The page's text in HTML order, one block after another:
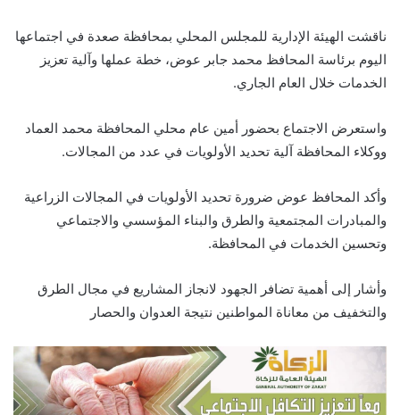
ناقشت الهيئة الإدارية للمجلس المحلي بمحافظة صعدة في اجتماعها
اليوم برئاسة المحافظ محمد جابر عوض، خطة عملها وآلية تعزيز
الخدمات خلال العام الجاري.
واستعرض الاجتماع بحضور أمين عام محلي المحافظة محمد العماد
ووكلاء المحافظة آلية تحديد الأولويات في عدد من المجالات.
وأكد المحافظ عوض ضرورة تحديد الأولويات في المجالات الزراعية
والمبادرات المجتمعية والطرق والبناء المؤسسي والاجتماعي
وتحسين الخدمات في المحافظة.
وأشار إلى أهمية تضافر الجهود لانجاز المشاريع في مجال الطرق
والتخفيف من معاناة المواطنين نتيجة العدوان والحصار